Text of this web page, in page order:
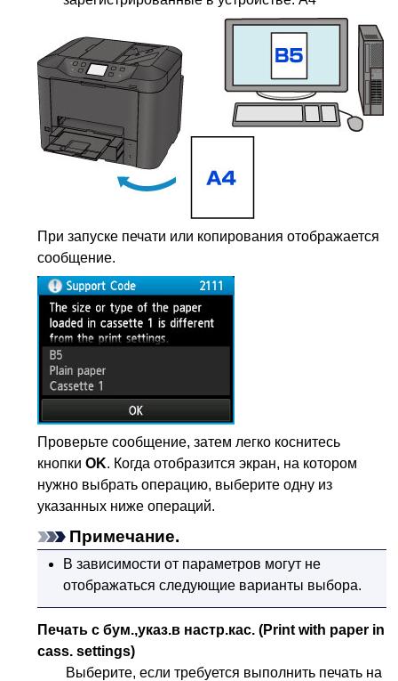
При запуске печати или копирования отображается
сообщение.
Проверьте сообщение, затем легко коснитесь
кнопкиOK. Когда отобразится экран, на котором
нужно выбрать операцию, выберите одну из
указанных ниже операций.
Примечание.
В зависимости от параметров могут не
отображаться следующие варианты выбора.
Печать с бум.,указ.в настр.кас. (Print with paper in
cass. settings)
Выберите, если требуется выполнить печать на